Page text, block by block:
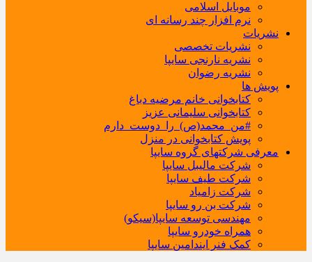
موبایل اسلامی
نرم افزار چند رسانه ای
نشریات
نشریات تخصصی
نشریه نارنجی سایپا
نشریه رضوان
پویش ها
کتابخوانی خانم مرضیه دباغ
کتابخوانی سلیمانی عزیز
#من_محمد(ص)_را_دوست_دارم
پویش کتابخوانی در منزل
معرفی شرکتهای گروه سایپا
شرکت مالیبل سایپا
شرکت طیف سایپا
شرکت زامیاد
شرکت بن رو سایپا
مهندسی توسعه سایپا(سیکو)
همراه خودرو سایپا
کمک فنر ایندامین سایپا